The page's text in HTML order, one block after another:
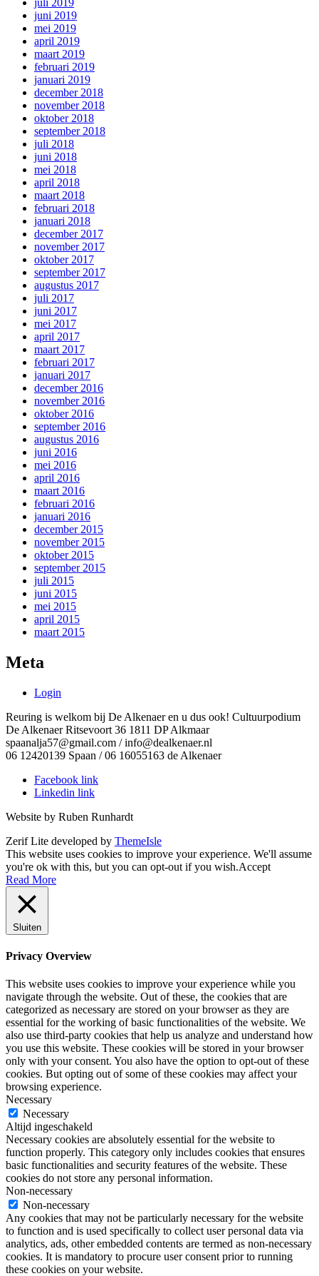
juli 2019
juni 2019
mei 2019
april 2019
maart 2019
februari 2019
januari 2019
december 2018
november 2018
oktober 2018
september 2018
juli 2018
juni 2018
mei 2018
april 2018
maart 2018
februari 2018
januari 2018
december 2017
november 2017
oktober 2017
september 2017
augustus 2017
juli 2017
juni 2017
mei 2017
april 2017
maart 2017
februari 2017
januari 2017
december 2016
november 2016
oktober 2016
september 2016
augustus 2016
juni 2016
mei 2016
april 2016
maart 2016
februari 2016
januari 2016
december 2015
november 2015
oktober 2015
september 2015
juli 2015
juni 2015
mei 2015
april 2015
maart 2015
Meta
Login
Reuring is welkom bij De Alkenaer en u dus ook! Cultuurpodium
De Alkenaer Ritsevoort 36 1811 DP Alkmaar
spaanalja57@gmail.com / info@dealkenaer.nl
06 12420139 Spaan / 06 16055163 de Alkenaer
Facebook link
Linkedin link
Website by Ruben Runhardt
Zerif Lite developed by ThemeIsle
This website uses cookies to improve your experience. We'll assume
you're ok with this, but you can opt-out if you wish.Accept
Read More
Sluiten
Privacy Overview
This website uses cookies to improve your experience while you
navigate through the website. Out of these, the cookies that are
categorized as necessary are stored on your browser as they are
essential for the working of basic functionalities of the website. We
also use third-party cookies that help us analyze and understand how
you use this website. These cookies will be stored in your browser
only with your consent. You also have the option to opt-out of these
cookies. But opting out of some of these cookies may affect your
browsing experience.
Necessary
Necessary
Altijd ingeschakeld
Necessary cookies are absolutely essential for the website to
function properly. This category only includes cookies that ensures
basic functionalities and security features of the website. These
cookies do not store any personal information.
Non-necessary
Non-necessary
Any cookies that may not be particularly necessary for the website
to function and is used specifically to collect user personal data via
analytics, ads, other embedded contents are termed as non-necessary
cookies. It is mandatory to procure user consent prior to running
these cookies on your website.